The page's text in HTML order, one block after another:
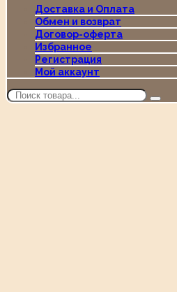
Доставка и Оплата
Обмен и возврат
Договор-оферта
Избранное
Регистрация
Мой аккаунт